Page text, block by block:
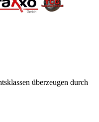
überzeugen durch